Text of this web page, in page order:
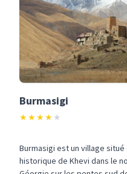
Burmasigi
★★★★ ★
Burmasigi est un village situé
historique de Khevi dans le